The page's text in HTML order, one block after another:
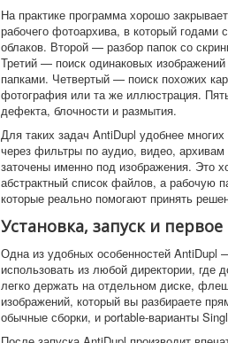
На практике программа хорошо
рабочего фотоархива, в который
облаков. Второй — разбор папок со
Третий — поиск одинаковых
папками. Четвертый — поиск похожих
фотография или та же иллюстрация.
дефекта, блочности и размытия.
Для таких задач AntiDupl удобнее
через фильтры по аудио, видео,
заточены именно под изображения. Это
абстрактный список файлов, а рабочую
которые реально помогают принять
Установка, запуск и
Одна из удобных особенностей AntiDupl
использовать из любой директории,
легко держать на отдельном диске,
изображений, который вы разбираете
обычные сборки, и portable-варианты